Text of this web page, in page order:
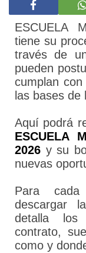
ESCUELA
tiene su
través de
pueden
cumplan
las bases de
Aquí podrá
ESCUELA
2026 y su
nuevas
Para
descargar
detalla los
contrato,
como y